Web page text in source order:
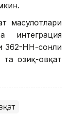
маҳсулотлари
интеграция
362-НН-сонли
та озиқ-овқат